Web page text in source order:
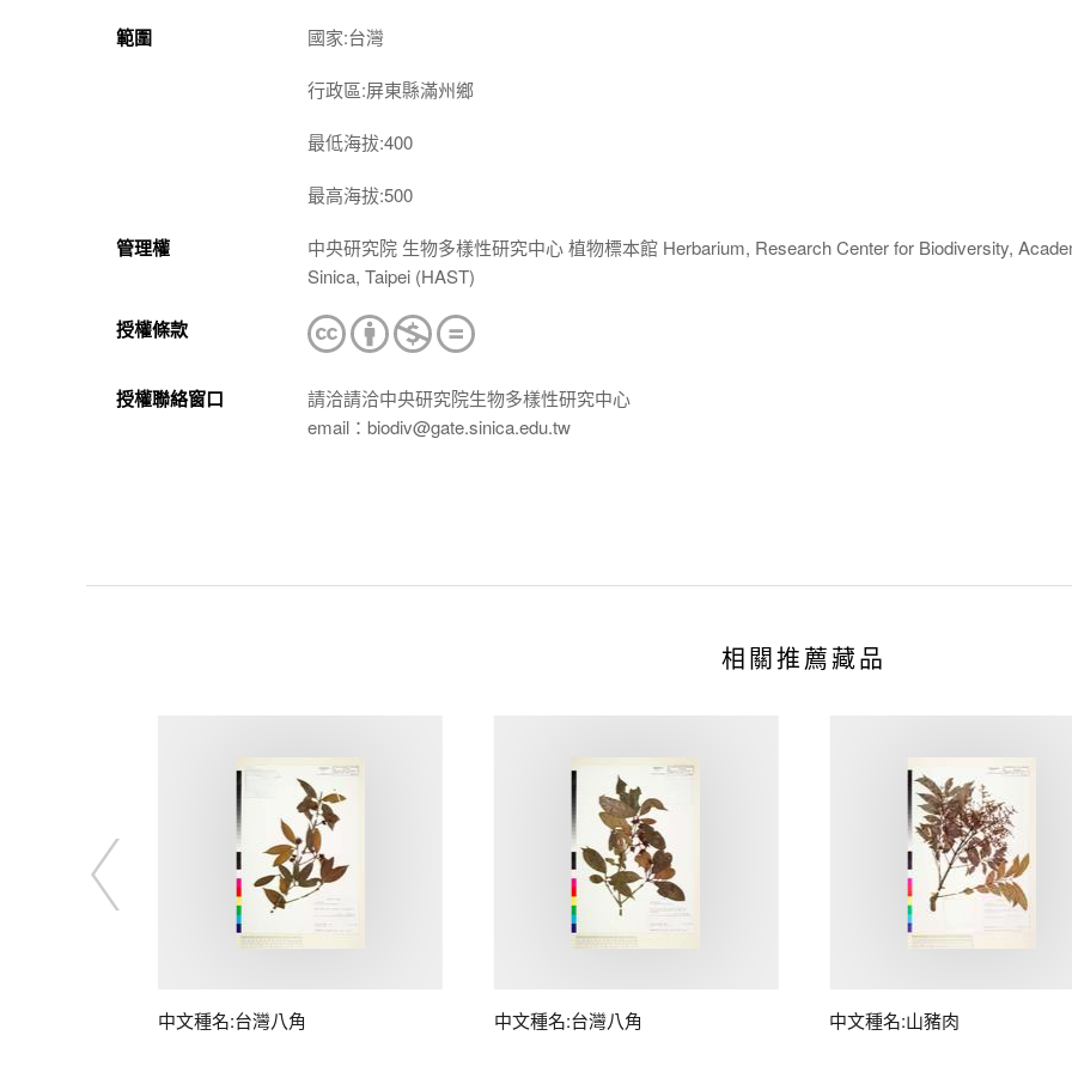
範圍 國家:台灣
行政區:屏東縣滿州鄉
最低海拔:400
最高海拔:500
管理權
中央研究院 生物多樣性研究中心 植物標本館 Herbarium, Research Center for Biodiversity,
Sinica, Taipei (HAST)
授權條款
授權聯絡窗口
請洽請洽中央研究院生物多樣性研究中心
email：biodiv@gate.sinica.edu.tw
相關推薦藏品
中文種名:台灣八角 中文種名:台灣八角 中文種名:山豬肉